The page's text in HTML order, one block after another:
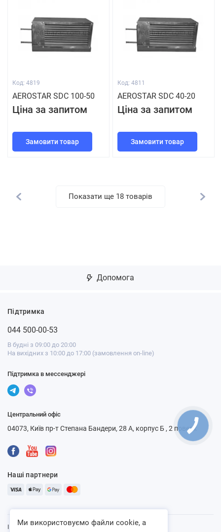
Код: 4819
AEROSTAR SDC 100-50
Ціна за запитом
Замовити товар
Код: 4811
AEROSTAR SDC 40-20
Ціна за запитом
Замовити товар
Показати ще 18 товарів
Допомога
Підтримка
044 500-00-53
В будні з 09:00 до 20:00
На вихідних з 10:00 до 17:00 (замовлення on-line)
Підтримка в мессенджері
Центральний офіс
04073, Київ пр-т Степана Бандери, 28 А, корпус Б , 2 поверх
Наші партнери
Інтернет-магазин «Ventbazar», 2013 - 2026
Ми використовуємо файли cookie, а